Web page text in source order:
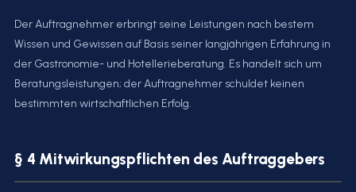
Der Auftragnehmer erbringt seine Leistungen nach bestem
Wissen und Gewissen auf Basis seiner langjährigen Erfahrung in
der Gastronomie- und Hotellerieberatung. Es handelt sich um
Beratungsleistungen; der Auftragnehmer schuldet keinen
bestimmten wirtschaftlichen Erfolg.
§ 4 Mitwirkungspflichten des Auftraggebers